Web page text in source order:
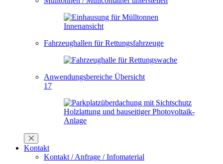
Fahrzeughallen für Rettungsfahrzeuge
Anwendungsbereiche Übersicht
17
Kontakt
Kontakt / Anfrage / Infomaterial